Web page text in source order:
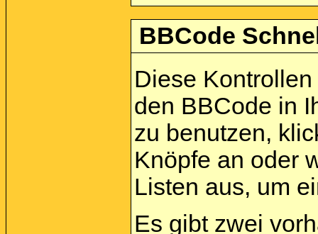
BBCode
Diese
den BBCode in
zu benutzen,
Knöpfe an oder
Listen aus, um
Es gibt zwei